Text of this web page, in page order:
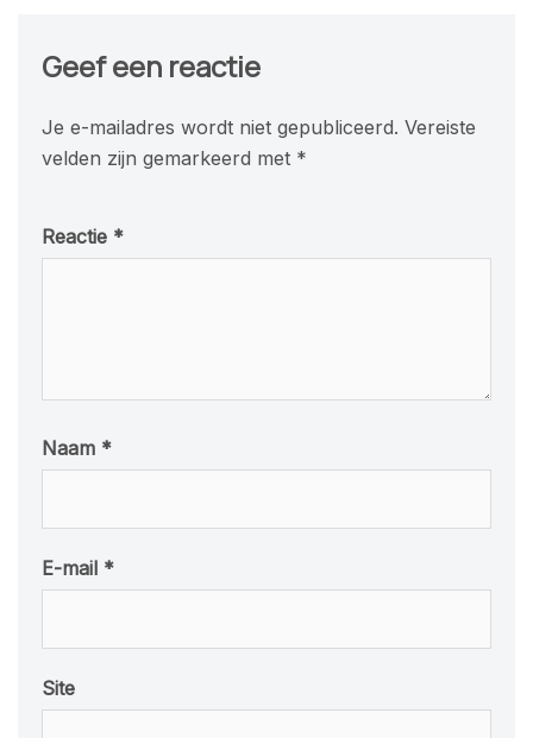
Geef een reactie
Je e-mailadres wordt niet gepubliceerd. Vereiste
velden zijn gemarkeerd met *
Reactie *
Naam *
E-mail *
Site